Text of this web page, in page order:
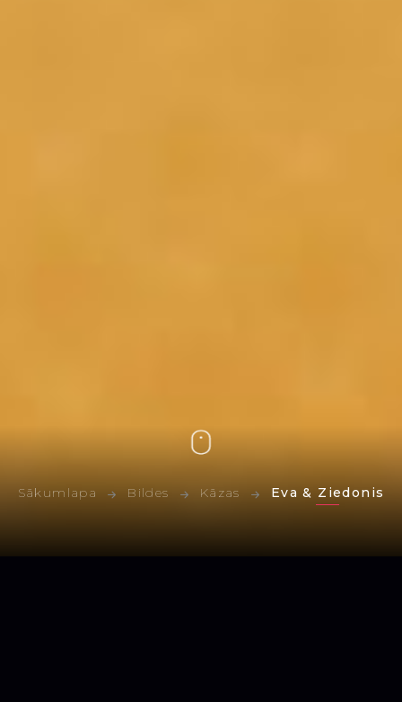
Sākumlapa Bildes Kāzas Eva & Ziedonis